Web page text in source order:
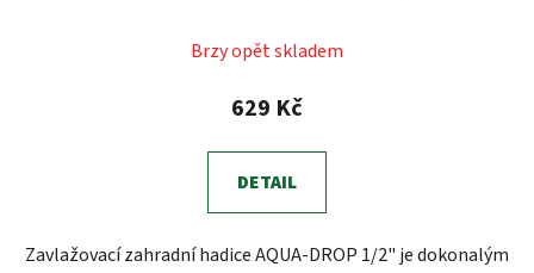
hodnocení
produktu
3,2
z
hvězdiček.
Brzy opět skladem
629 Kč
DETAIL
Zavlažovací zahradní hadice AQUA-DROP 1/2" je dokonalým